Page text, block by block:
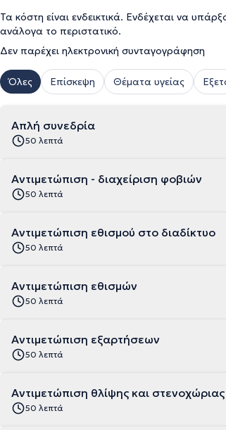
Τα κόστη είναι ενδεικτικά. Ενδέχεται να
ανάλογα το περιστατικό.
Δεν παρέχει ηλεκτρονική συνταγογράφηση
Όλες Επίσκεψη Θέματα υγείας
Απλή συνεδρία
50 λεπτά
Αντιμετώπιση - διαχείριση φοβιών
50 λεπτά
Αντιμετώπιση εθισμού στο διαδίκτυο
50 λεπτά
Αντιμετώπιση εθισμών
50 λεπτά
Αντιμετώπιση εξαρτήσεων
50 λεπτά
Αντιμετώπιση θλίψης και στενοχώριας
50 λεπτά